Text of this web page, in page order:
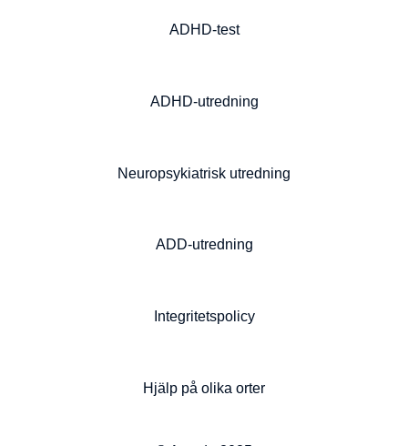
ADHD-test
ADHD-utredning
Neuropsykiatrisk utredning
ADD-utredning
Integritetspolicy
Hjälp på olika orter